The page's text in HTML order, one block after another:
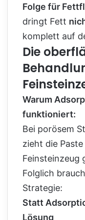
Folge für
dringt Fett
komplett auf
Die
Warum
funktioniert:
Bei porösem
zieht die
Feinsteinzeug
Folglich
Strategie:
Statt
Lösung